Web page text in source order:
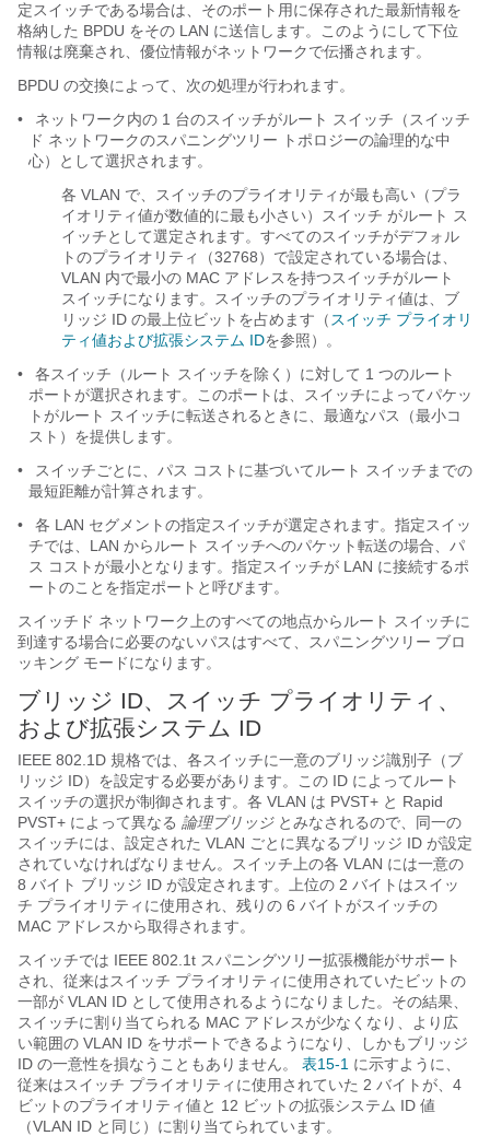
定スイッチである場合は、そのポート用に保存された最新情報を
格納した BPDU をその LAN に送信します。このようにして下位
情報は廃棄され、優位情報がネットワークで伝播されます。
BPDU の交換によって、次の処理が行われます。
•
ネットワーク内の 1 台のスイッチがルート スイッチ（スイッチ
ド ネットワークのスパニングツリー トポロジーの論理的な中
心）として選択されます。
各 VLAN で、スイッチのプライオリティが最も高い（プラ
イオリティ値が数値的に最も小さい）スイッチ がルート ス
イッチとして選定されます。すべてのスイッチがデフォル
トのプライオリティ（32768）で設定されている場合は、
VLAN 内で最小の MAC アドレスを持つスイッチがルート
スイッチになります。スイッチのプライオリティ値は、ブ
リッジ ID の最上位ビットを占めます（ スイッチ プライオリ
ティ値および拡張システム IDを参照）。
•
各スイッチ（ルート スイッチを除く）に対して 1 つのルート
ポートが選択されます。このポートは、スイッチによってパケッ
トがルート スイッチに転送されるときに、最適なパス（最小コ
スト）を提供します。
•
スイッチごとに、パス コストに基づいてルート スイッチまでの
最短距離が計算されます。
•
各 LAN セグメントの指定スイッチが選定されます。指定スイッ
チでは、LAN からルート スイッチへのパケット転送の場合、パ
ス コストが最小となります。指定スイッチが LAN に接続するポ
ートのことを指定ポートと呼びます。
スイッチド ネットワーク上のすべての地点からルート スイッチに
到達する場合に必要のないパスはすべて、スパニングツリー ブロ
ッキング モードになります。
ブリッジ ID、スイッチ プライオリティ、
および拡張システム ID
IEEE 802.1D 規格では、各スイッチに一意のブリッジ識別子（ブ
リッジ ID）を設定する必要があります。この ID によってルート
スイッチの選択が制御されます。各 VLAN は PVST+ と Rapid
PVST+ によって異なる 論理ブリッジとみなされるので、同一の
スイッチには、設定された VLAN ごとに異なるブリッジ ID が設定
されていなければなりません。スイッチ上の各 VLAN には一意の
8 バイト ブリッジ ID が設定されます。上位の 2 バイトはスイッ
チ プライオリティに使用され、残りの 6 バイトがスイッチの
MAC アドレスから取得されます。
スイッチでは IEEE 802.1t スパニングツリー拡張機能がサポート
され、従来はスイッチ プライオリティに使用されていたビットの
一部が VLAN ID として使用されるようになりました。その結果、
スイッチに割り当てられる MAC アドレスが少なくなり、より広
い範囲の VLAN ID をサポートできるようになり、しかもブリッジ
ID の一意性を損なうこともありません。
表15-1 に示すように、
従来はスイッチ プライオリティに使用されていた 2 バイトが、4
ビットのプライオリティ値と 12 ビットの拡張システム ID 値
（VLAN ID と同じ）に割り当てられています。